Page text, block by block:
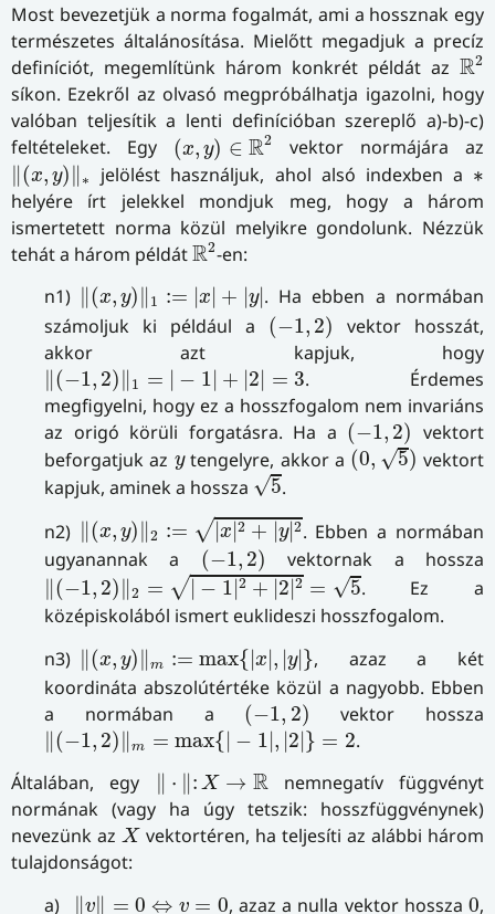
Most bevezetjük a norma fogalmát, ami a hossznak egy
természetes általánosítása. Mielőtt megadjuk a precíz
definíciót, megemlítünk három konkrét példát azR2
R2
síkon. Ezekről az olvasó megpróbálhatja igazolni, hogy
valóban teljesítik a lenti definícióban szereplő a)-b)-c)
feltételeket. Egy (x, y) ∈ R2
(x,y)∈ R2
vektor normájára az
∥(x, y)∥ ∗
‖(x,y)‖∗ jelölést használjuk, ahol alsó indexben a ∗
∗
helyére írt jelekkel mondjuk meg, hogy a három
ismertetett norma közül melyikre gondolunk. Nézzük
tehát a három példátR2
R2-en:
n1)
(x, y) 1 := |x + y|
‖(x, y)‖1 := x|+ | | . Ha ebben a normában
számoljuk ki például a (−1, 2)
(− 1, 2)
vektor hosszát,
akkor azt kapjuk, hogy
∥(−1, 2)∥ 1 = | − 1| + |2| = 3
‖(−1, 2)‖1 − 1|+ | 2 =3
. Érdemes
megfigyelni, hogy ez a hosszfogalom nem invariáns
az origó körüli forgatásra. Ha a (−1, 2)
(−1,2)
vektort
beforgatjuk az y
ytengelyre, akkor a (0, √5)
(0,5)
vektort
kapjuk, aminek a hossza √5
5
.
n2)
(x, y) ∥2 := √ |x |2 + y| 2
‖ ( )‖2 2+|y|2
. Ebben a normában
ugyanannak a (−1, 2)
(− 1, 2)
vektornak a hossza
(−1, 2) ∥2 = √ − 1 2 + 2 |2 = √5
‖(−1,2)‖2= −1 |2+|2|2=5
. Ez a
középiskolából ismert euklideszi hosszfogalom.
n3) ∥(x, y)∥m := max{|x|, |y|}
‖(x, y)‖m := max{|x|, |y| , azaz a két
koordináta abszolútértéke közül a nagyobb. Ebben
a normában a (−1, 2)
(−1,2)
vektor hossza
(−1, 2) ∥m = max{ − 1 , 2 } = 2
‖( 1,2)‖m=max{|− | ,|2|}=
.
Általában, egy
⋅ : X → R
‖ ‖:X →
nemnegatív függvényt
normának (vagy ha úgy tetszik: hosszfüggvénynek)
nevezünk azX
X vektortéren, ha teljesíti az alábbi három
tulajdonságot:
a)
∥v = 0 ⇔ v = 0
‖v‖ ⇔ v= 0 , azaz a nulla vektor hossza 0
0,